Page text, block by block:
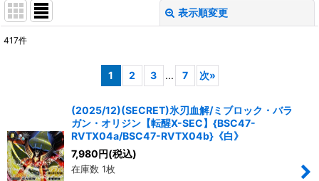
表示順変更
絞り込む
417件
1 2 3 ... 7 次»
(2025/12)(SECRET)氷刃血解/ミブロック・バラ
ガン・オリジン【転醒X-SEC】{BSC47-
RVTX04a/BSC47-RVTX04b}《白》
7,980 円(税込)
在庫数 1枚